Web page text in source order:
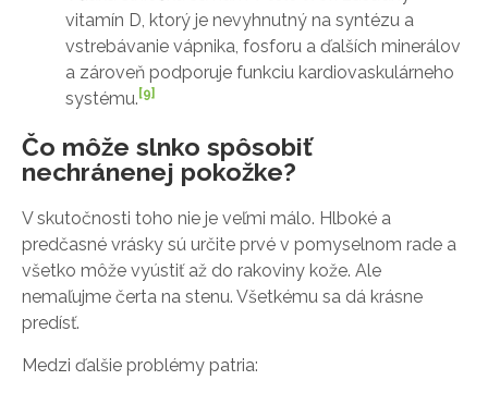
vitamín D, ktorý je nevyhnutný na syntézu a
vstrebávanie vápnika, fosforu a ďalších minerálov
a zároveň podporuje funkciu kardiovaskulárneho
systému. [9]
Čo môže slnko spôsobiť
nechránenej pokožke?
V skutočnosti toho nie je veľmi málo. Hlboké a
predčasné vrásky sú určite prvé v pomyselnom rade a
všetko môže vyústiť až do rakoviny kože. Ale
nemaľujme čerta na stenu. Všetkému sa dá krásne
predísť.
Medzi ďalšie problémy patria: